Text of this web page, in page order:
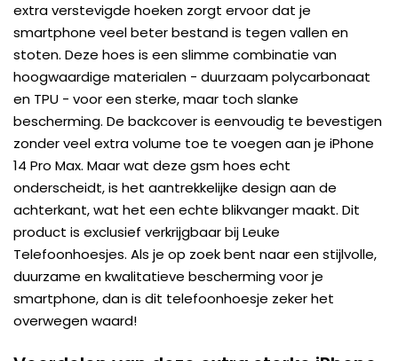
extra verstevigde hoeken zorgt ervoor dat je
smartphone veel beter bestand is tegen vallen en
stoten. Deze hoes is een slimme combinatie van
hoogwaardige materialen - duurzaam polycarbonaat
en TPU - voor een sterke, maar toch slanke
bescherming. De backcover is eenvoudig te bevestigen
zonder veel extra volume toe te voegen aan je iPhone
14 Pro Max. Maar wat deze gsm hoes echt
onderscheidt, is het aantrekkelijke design aan de
achterkant, wat het een echte blikvanger maakt. Dit
product is exclusief verkrijgbaar bij Leuke
Telefoonhoesjes. Als je op zoek bent naar een stijlvolle,
duurzame en kwalitatieve bescherming voor je
smartphone, dan is dit telefoonhoesje zeker het
overwegen waard!